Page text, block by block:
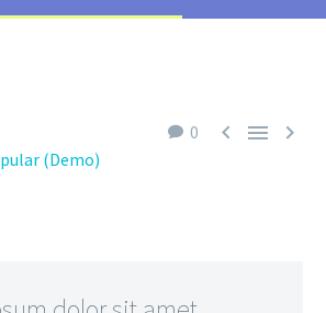
0   
(Demo)